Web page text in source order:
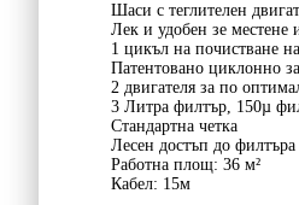
Шаси с теглителен
Лек и удобен зе местене
1 цикъл на почистване
Патентовано циклонно
2 двигателя за по
3 Литра филтър, 150µ
Стандартна четка
Лесен достъп до филтъра
Работна площ: 36 м²
Кабел: 15м